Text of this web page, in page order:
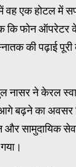
एक होटल में
फोन ऑपरेटर
की पढ़ाई
नासर ने केरल
का अवसर
सामुदायिक सेवा